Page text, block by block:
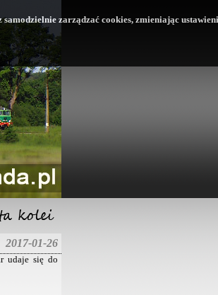
zarządzać cookies, zmieniając
2017-01-26
udaje się do